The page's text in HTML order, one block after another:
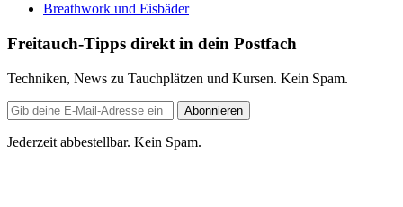
Breathwork und Eisbäder
Freitauch-Tipps direkt in dein Postfach
Techniken, News zu Tauchplätzen und Kursen. Kein Spam.
E-
Mail-
Adresse
Abonnieren
Jederzeit abbestellbar. Kein Spam.